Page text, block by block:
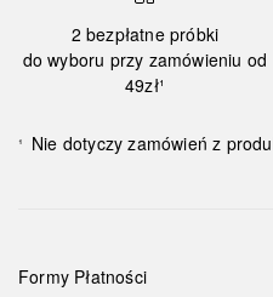
2 bezpłatne próbki
do wyboru przy zamówieniu od
49zł¹
¹ Nie dotyczy zamówień z
Formy Płatności